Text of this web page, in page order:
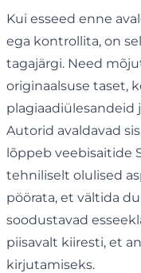
Kui esseed enne
ega kontrollita, on
tagajärgi. Need
originaalsuse taset,
plagiaadiülesandeid
Autorid avaldavad
lõppeb veebisaitide
tehniliselt olulised
pöörata, et vältida
soodustavad
piisavalt kiiresti, et
kirjutamiseks.